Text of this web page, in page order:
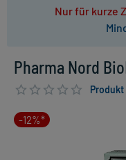
Nur für kurze
Pharma Nord
-12%*